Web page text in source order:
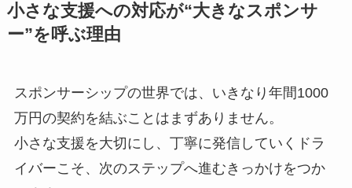
小さな支援への対応が“大きなスポンサ
ー”を呼ぶ理由
スポンサーシップの世界では、いきなり年間1000
万円の契約を結ぶことはまずありません。
小さな支援を大切にし、丁寧に発信していくドラ
イバーこそ、次のステップへ進むきっかけをつか